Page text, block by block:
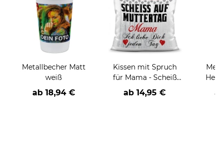
Metallbecher Matt
weiß
ab 18,94 €
Kissen mit Spruch
für Mama - Scheiß
auf Muttertag
ab 14,95 €